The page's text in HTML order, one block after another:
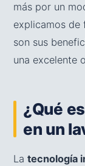
más por un
explicamos de
son sus
una excelente
¿Qué
en un
La tecnología